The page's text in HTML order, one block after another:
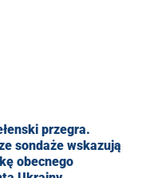
przegra.
sondaże wskazują
obecnego